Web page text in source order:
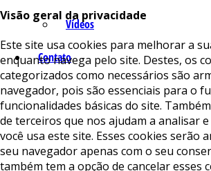
Vídeos
Contato
Visão geral da privacidade
Este site usa cookies para melhorar a
enquanto navega pelo site. Destes, os
categorizados como necessários são
navegador, pois são essenciais para o
funcionalidades básicas do site.
de terceiros que nos ajudam a analisar
você usa este site. Esses cookies serão
seu navegador apenas com o seu
também tem a opção de cancelar esses